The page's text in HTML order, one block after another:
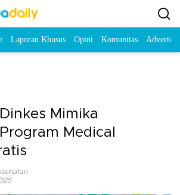
Laporan Khusus Opini Komunitas
Mimika
Medical